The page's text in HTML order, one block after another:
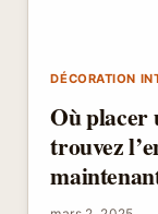
DÉCORATION
Où placer
trouvez